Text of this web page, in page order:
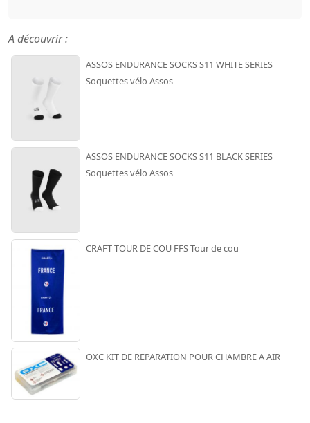
A découvrir :
ASSOS ENDURANCE SOCKS S11 WHITE SERIES
Soquettes vélo Assos
ASSOS ENDURANCE SOCKS S11 BLACK SERIES
Soquettes vélo Assos
CRAFT TOUR DE COU FFS Tour de cou
OXC KIT DE REPARATION POUR CHAMBRE A AIR